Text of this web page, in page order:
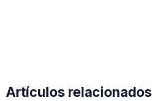
Artículos relacionados